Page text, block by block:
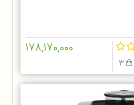
178,170,000